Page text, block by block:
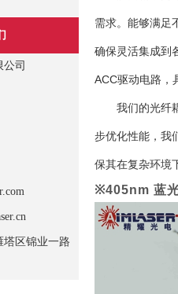
司
塔区锦业一路
需求。能够满足
确保灵活集成到
ACC驱动电路，
我们的光纤
步优化性能，我
保其在复杂环境
※405nm 蓝光